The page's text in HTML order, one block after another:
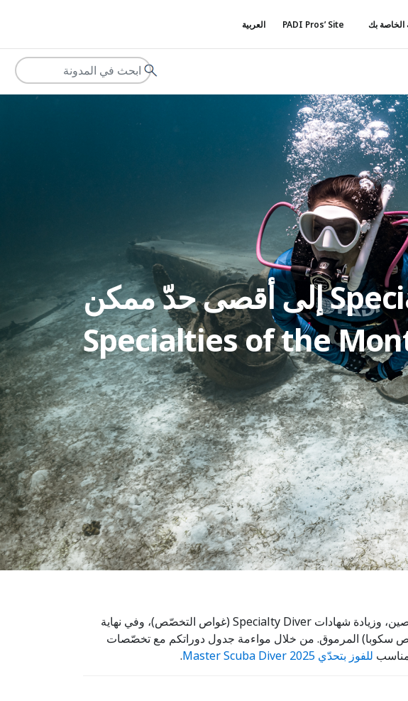
الخاصة بك PADI Pros’ Site العربية
زيدوا عدد الملتحقين بدورة Specialty Diver إلى أقصى حدّ ممكن
صُمّمت حملة 2025 Specialties of the Month (تخصّصات الشّهر) للمساعدة في زيادة مشاركة الغواصين، وزيادة شهادات Specialty Diver (غواص التخصّص)، وفي نهاية
سكوبا) المرموق. من خلال مواءمة جدول دوراتكم مع تخصّصات
للفوز بتحدّي Master Scuba Diver 2025 .